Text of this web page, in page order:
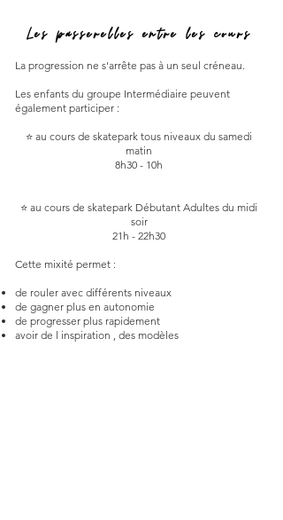
Les passerelles entre les cours
La progression ne s'arrête pas à un seul créneau.
Les enfants du groupe Intermédiaire peuvent
également participer :
⭐ au cours de skatepark tous niveaux du samedi
matin
8h30 - 10h
⭐ au cours de skatepark Débutant Adultes du midi
soir
21h - 22h30
Cette mixité permet :
de rouler avec différents niveaux
de gagner plus en autonomie
de progresser plus rapidement
avoir de l inspiration , des modèles